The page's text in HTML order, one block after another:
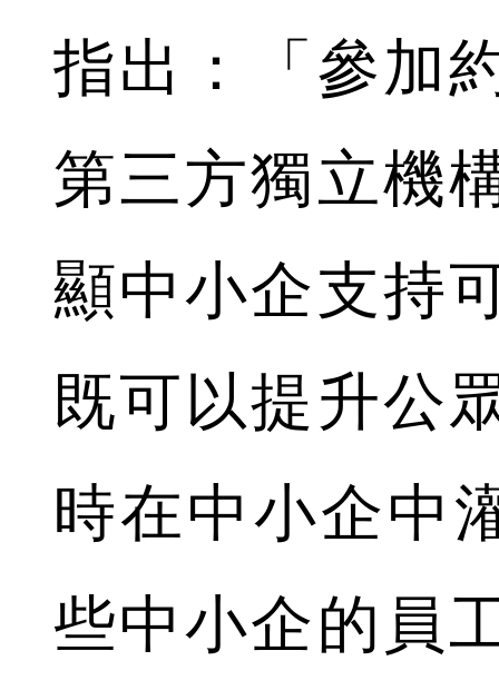
指出：「參加
第三方獨立機
顯中小企支持
既可以提升公
時在中小企中
些中小企的員